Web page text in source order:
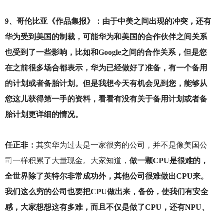
9、哥伦比亚《作品集报》：由于中美之间出现的冲突，还有
华为受到美国的制裁，可能华为和美国的合作伙伴之间关系
也受到了一些影响，比如和Google之间的合作关系，但是您
在之前很多场合都表示，华为已经做好了准备，有一个备用
的计划或者备胎计划。但是我想今天有机会见到您，能够从
您这儿获得第一手的资料，看看有没有关于备用计划或者备
胎计划更详细的情况。
任正非： 其实华为过去是一家很穷的公司，并不是像美国公
司一样积累了大量现金。大家知道， 做一颗CPU是很难的，
全世界除了英特尔非常成功外，其他公司很难做出CPU来。
我们这么穷的公司也要把CPU做出来，备份，使我们有安全
感，大家想想这有多难，而且不仅是做了CPU，还有NPU、